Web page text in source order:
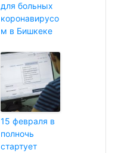
для больных
коронавирусо
м в Бишкеке
15 февраля в
полночь
стартует